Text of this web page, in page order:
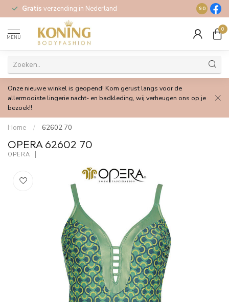
Gratis verzending in Nederland Op
verzonden!
9.0
MENU
0
Onze nieuwe winkel is geopend! Kom gerust langs voor de
allermooiste lingerie nacht- en badkleding, wij verheugen ons op je
bezoek!!
Home / 62602 70
OPERA 62602 70
OPERA